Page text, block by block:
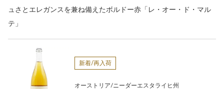
ュさとエレガンスを兼ね備えたボルドー赤「レ・オー・ド・マル
テ」
新着/再入荷
オーストリア/ニーダーエスタライヒ州